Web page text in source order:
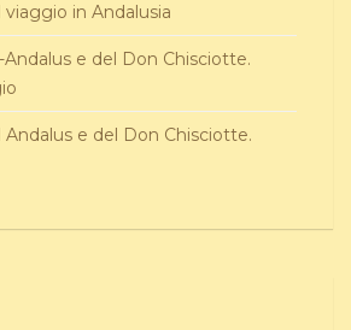
in Andalusia
Andalus e del Don Chisciotte.
Andalus e del Don Chisciotte.